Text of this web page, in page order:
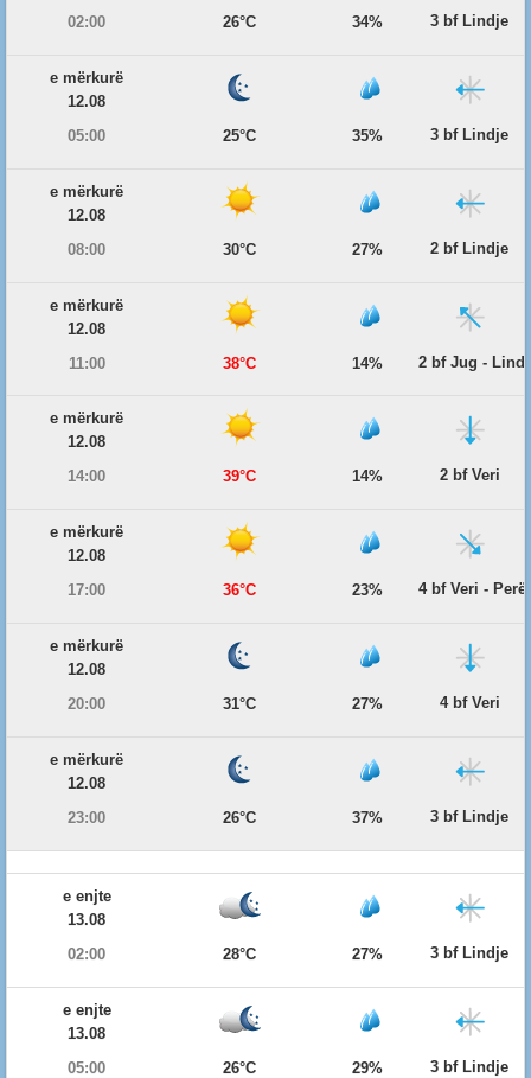
02:00 26°C 34% 3 bf Lindje
e mërkurë
12.08
05:00
25°C 35% 3 bf Lindje
e mërkurë
12.08
08:00
30°C 27% 2 bf Lindje
e mërkurë
12.08
11:00
38°C 14% 2 bf Jug -
e mërkurë
12.08
14:00
39°C 14% 2 bf Veri
e mërkurë
12.08
17:00
36°C 23% 4 bf Veri -
e mërkurë
12.08
20:00
31°C 27% 4 bf Veri
e mërkurë
12.08
23:00
26°C 37% 3 bf Lindje
e enjte
13.08
02:00
28°C 27% 3 bf Lindje
e enjte
13.08
05:00
26°C 29% 3 bf Lindje